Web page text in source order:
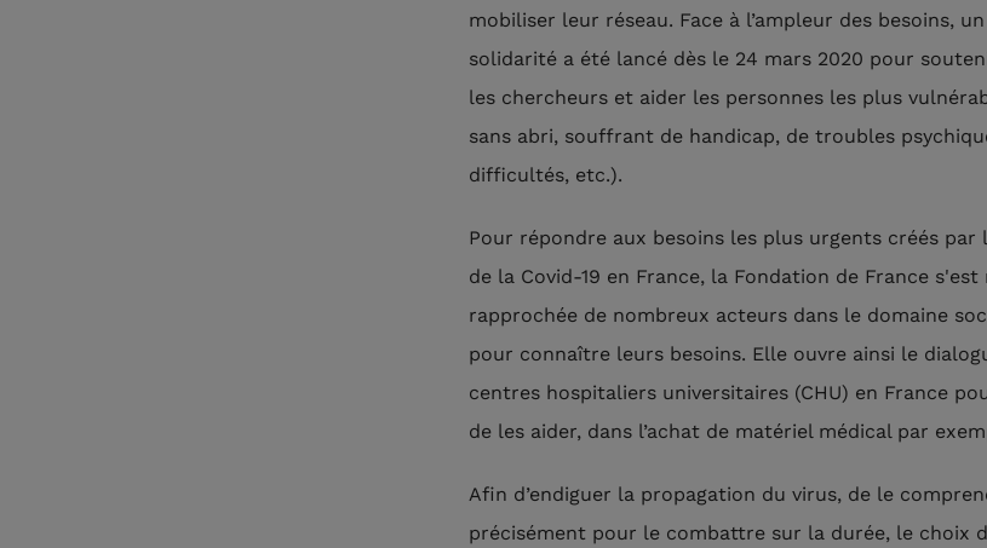
mobiliser leur réseau. Face à l’ampleur des besoins,
solidarité a été lancé dès le 24 mars 2020 pour
les chercheurs et aider les personnes les plus
sans abri, souffrant de handicap, de troubles
difficultés, etc.).
Pour répondre aux besoins les plus urgents créés par
de la Covid-19 en France, la Fondation de France
rapprochée de nombreux acteurs dans le domaine
pour connaître leurs besoins. Elle ouvre ainsi le
centres hospitaliers universitaires (CHU) en France
de les aider, dans l’achat de matériel médical par
Afin d’endiguer la propagation du virus, de le
précisément pour le combattre sur la durée, le choix